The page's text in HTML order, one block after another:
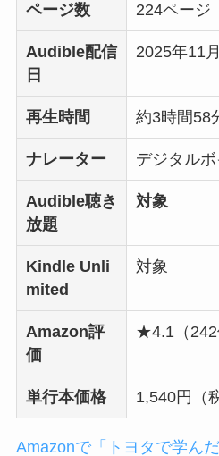
ページ数 224ページ
Audible配信
日
2025年11
再生時間 約3時間58
ナレーター デジタルボ
Audible聴き
放題
対象
Kindle Unli
mited
対象
Amazon評
価
★4.1（242
単行本価格 1,540円（
Amazonで「トヨタで学ん